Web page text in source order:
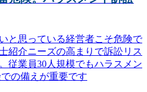
と思っている経営者こそ危険で
紹介ニーズの高まりで訴訟リス
従業員30人規模でもハラスメン
の備えが重要です